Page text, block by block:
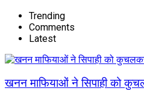
Trending
Comments
Latest
खनन माफियाओं ने सिपाही को